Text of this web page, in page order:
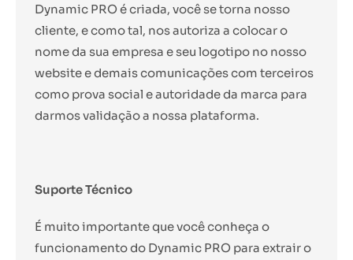
Dynamic PRO é criada, você se torna nosso
cliente, e como tal, nos autoriza a colocar o
nome da sua empresa e seu logotipo no nosso
website e demais comunicações com terceiros
como prova social e autoridade da marca para
darmos validação a nossa plataforma.
Suporte Técnico
É muito importante que você conheça o
funcionamento do Dynamic PRO para extrair o